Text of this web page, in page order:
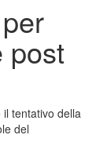
post
tentativo della
del